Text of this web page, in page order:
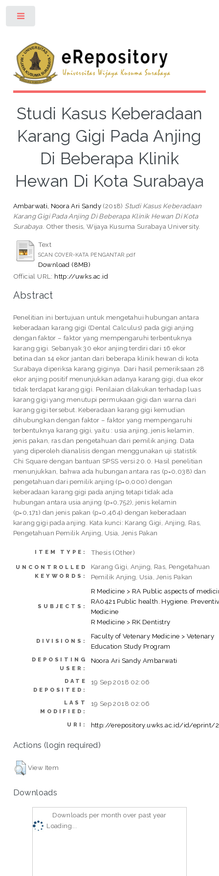
Studi Kasus Keberadaan
Karang Gigi Pada Anjing
Di Beberapa Klinik
Hewan Di Kota Surabaya
Ambarwati, Noora Ari Sandy (2018) Studi Kasus Keberadaan
Karang Gigi Pada Anjing Di Beberapa Klinik Hewan Di Kota
Surabaya. Other thesis, Wijaya Kusuma Surabaya University.
Text
SCAN COVER-KATA PENGANTAR.pdf
Download (8MB)
Official URL: http://uwks.ac.id
Abstract
Penelitian ini bertujuan untuk mengetahui hubungan antara
keberadaan karang gigi (Dental Calculus) pada gigi anjing
dengan faktor – faktor yang mempengaruhi terbentuknya
karang gigi. Sebanyak 30 ekor anjing terdiri dari 16 ekor
betina dan 14 ekor jantan dari beberapa klinik hewan di kota
Surabaya diperiksa karang giginya. Dari hasil pemeriksaan 28
ekor anjing positif menunjukkan adanya karang gigi, dua ekor
tidak terdapat karang gigi. Penilaian dilakukan terhadap luas
karang gigi yang menutupi permukaan gigi dan warna dari
karang gigi tersebut. Keberadaan karang gigi kemudian
dihubungkan dengan faktor – faktor yang mempengaruhi
terbentuknya karang gigi, yaitu : usia anjing, jenis kelamin,
jenis pakan, ras dan pengetahuan dari pemilik anjing. Data
yang diperoleh dianalisis dengan menggunakan uji statistik
Chi Square dengan bantuan SPSS versi 20.0. Hasil penelitian
menunjukkan, bahwa ada hubungan antara ras (p=0,038) dan
pengetahuan dari pemilik anjing (p=0,000) dengan
keberadaan karang gigi pada anjing tetapi tidak ada
hubungan antara usia anjing (p=0,752), jenis kelamin
(p=0,171) dan jenis pakan (p=0,464) dengan keberadaan
karang gigi pada anjing. Kata kunci: Karang Gigi, Anjing, Ras,
Pengetahuan Pemilik Anjing, Usia, Jenis Pakan
ITEM TYPE: Thesis (Other)
UNCONTROLLED
KEYWORDS:
Karang Gigi, Anjing, Ras, Pengetahuan
Pemilik Anjing, Usia, Jenis Pakan
SUBJECTS:
R Medicine > RA Public aspects of
RA0421 Public health. Hygiene.
Medicine
R Medicine > RK Dentistry
DIVISIONS:
Faculty of Vetenary Medicine > Vetenary
Education Study Program
DEPOSITING
USER:
Noora Ari Sandy Ambarwati
DATE
DEPOSITED:
19 Sep 2018 02:06
LAST
MODIFIED:
19 Sep 2018 02:06
URI: http://erepository.uwks.ac.id/id/eprint/
Actions (login required)
View Item
Downloads
Downloads per month over past year
Loading...